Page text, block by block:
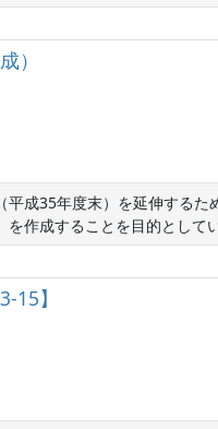
）
成35年度末）を延伸するた
作成することを目的としてい
15】